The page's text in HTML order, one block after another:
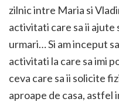
zilnic intre Maria si
activitati care sa ii ajute
urmari… Si am inceput
activitati la care sa imi
ceva care sa ii solicite
aproape de casa, astfel